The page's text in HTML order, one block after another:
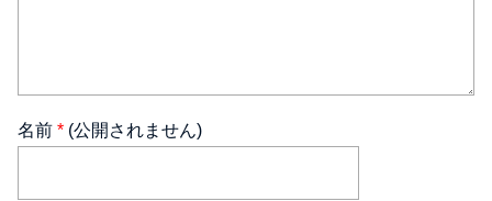
名前 * (公開されません)